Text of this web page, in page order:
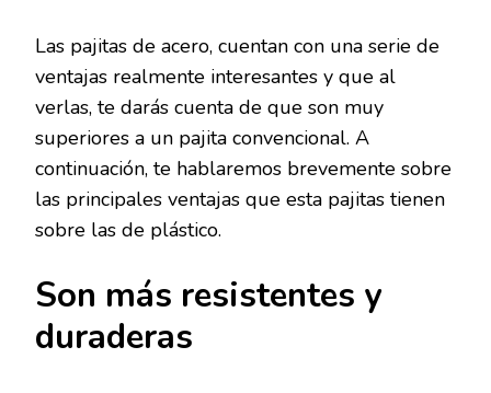
Las pajitas de acero, cuentan con una serie de
ventajas realmente interesantes y que al
verlas, te darás cuenta de que son muy
superiores a un pajita convencional. A
continuación, te hablaremos brevemente sobre
las principales ventajas que esta pajitas tienen
sobre las de plástico.
Son más resistentes y
duraderas